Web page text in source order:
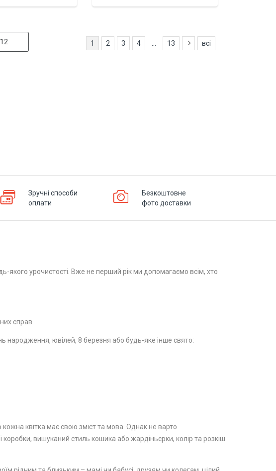
1 2 3 4 13 всі
Зручні способи
оплати
Безкоштовне
фото доставки
якого урочистості. Вже не перший рік ми допомагаємо всім, хто
справ.
народження, ювілей, 8 березня або будь-яке інше свято:
квітка має свою зміст та мова. Однак не варто
вишуканий стиль кошика або жардіньєрки, колір та розкіш